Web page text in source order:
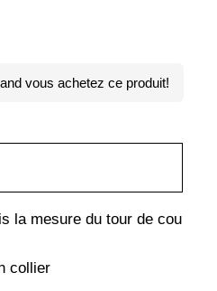
vous achetez ce produit!
la mesure du tour de cou
collier